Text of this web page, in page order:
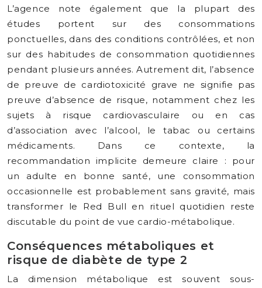
L’agence note également que la plupart des
études portent sur des consommations
ponctuelles, dans des conditions contrôlées, et non
sur des habitudes de consommation quotidiennes
pendant plusieurs années. Autrement dit, l’absence
de preuve de cardiotoxicité grave ne signifie pas
preuve d’absence de risque, notamment chez les
sujets à risque cardiovasculaire ou en cas
d’association avec l’alcool, le tabac ou certains
médicaments. Dans ce contexte, la
recommandation implicite demeure claire : pour
un adulte en bonne santé, une consommation
occasionnelle est probablement sans gravité, mais
transformer le Red Bull en rituel quotidien reste
discutable du point de vue cardio-métabolique.
Conséquences métaboliques et
risque de diabète de type 2
La dimension métabolique est souvent sous-